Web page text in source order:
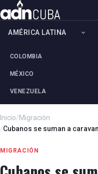
AMÉRICA LATINA
COLOMBIA
MÉXICO
VENEZUELA
Inicio/Migración
/Cubanos se suman a
MIGRACIÓN